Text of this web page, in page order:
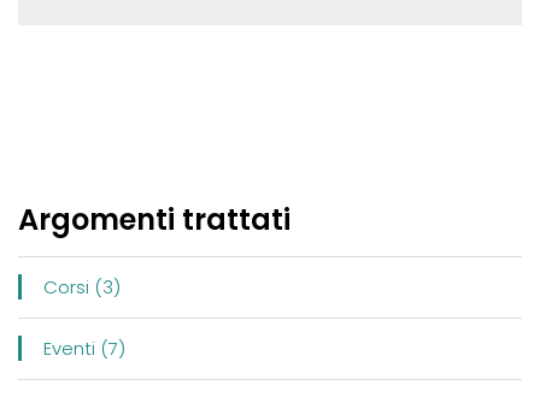
Argomenti trattati
Corsi (3)
Eventi (7)